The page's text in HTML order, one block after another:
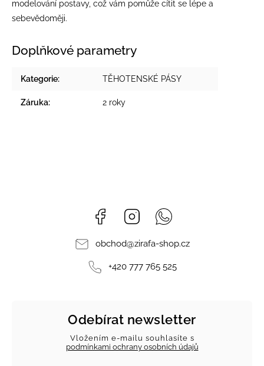
modelování postavy, což vám pomůže cítit se lépe a
sebevědoměji.
Doplňkové parametry
Kategorie: TĚHOTENSKÉ PÁSY
Záruka: 2 roky
Facebook Instagram
obchod@zirafa-shop.cz
+420 777 765 525
Odebírat newsletter
Vložením e-mailu souhlasíte s
podmínkami ochrany osobních údajů